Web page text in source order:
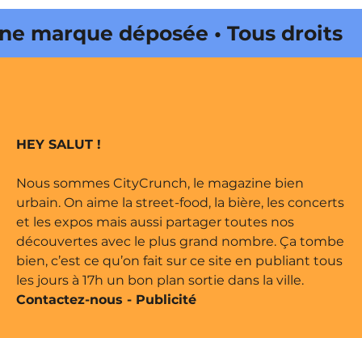
déposée • Tous droits
édité par Buena Onda Web •
HEY SALUT !
Nous sommes CityCrunch, le magazine bien
urbain. On aime la street-food, la bière, les concerts
et les expos mais aussi partager toutes nos
découvertes avec le plus grand nombre. Ça tombe
bien, c’est ce qu’on fait sur ce site en publiant tous
les jours à 17h un bon plan sortie dans la ville.
Contactez-nous - Publicité